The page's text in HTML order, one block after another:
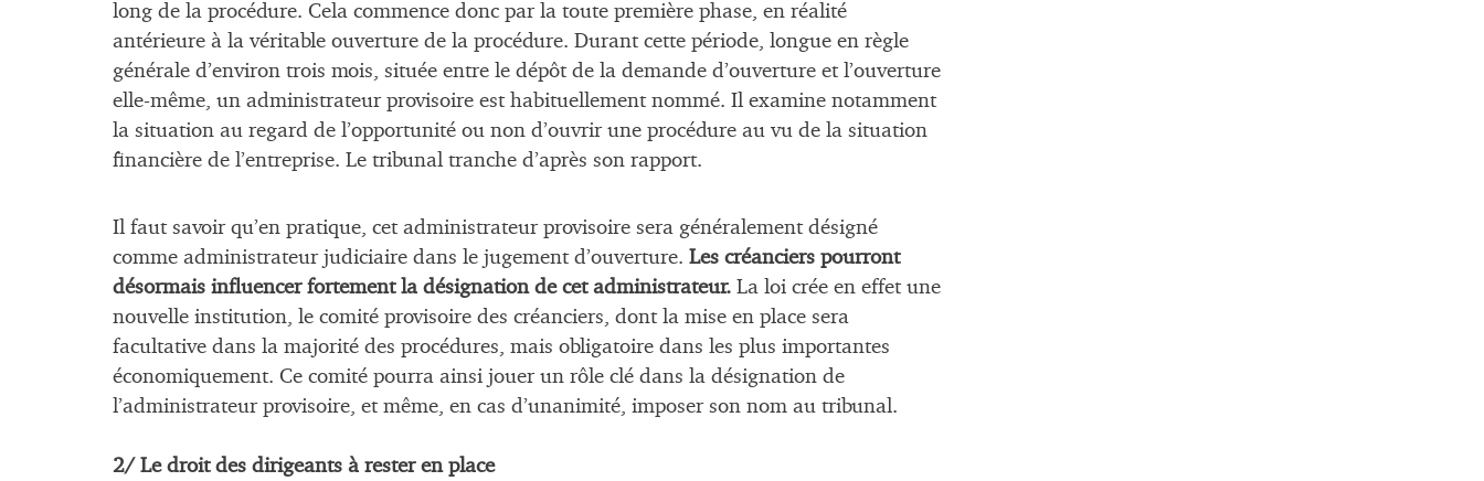
long de la procédure. Cela commence donc par la toute première phase, en réalité
antérieure à la véritable ouverture de la procédure. Durant cette période, longue en règle
générale d’environ trois mois, située entre le dépôt de la demande d’ouverture et l’ouverture
elle-même, un administrateur provisoire est habituellement nommé. Il examine notamment
la situation au regard de l’opportunité ou non d’ouvrir une procédure au vu de la situation
financière de l’entreprise. Le tribunal tranche d’après son rapport.
Il faut savoir qu’en pratique, cet administrateur provisoire sera généralement désigné
comme administrateur judiciaire dans le jugement d’ouverture. Les créanciers pourront
désormais influencer fortement la désignation de cet administrateur. La loi crée en effet une
nouvelle institution, le comité provisoire des créanciers, dont la mise en place sera
facultative dans la majorité des procédures, mais obligatoire dans les plus importantes
économiquement. Ce comité pourra ainsi jouer un rôle clé dans la désignation de
l’administrateur provisoire, et même, en cas d’unanimité, imposer son nom au tribunal.
2/ Le droit des dirigeants à rester en place